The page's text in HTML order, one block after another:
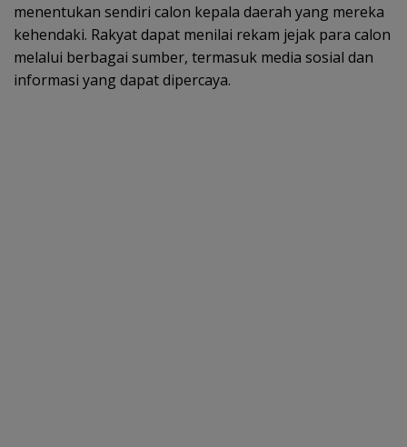
menentukan sendiri calon kepala daerah yang mereka
kehendaki. Rakyat dapat menilai rekam jejak para calon
melalui berbagai sumber, termasuk media sosial dan
informasi yang dapat dipercaya.